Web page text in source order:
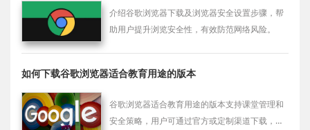
介绍谷歌浏览器下载及浏览器安全设置步骤，帮
助用户提升浏览安全性，有效防范网络风险。
如何下载谷歌浏览器适合教育用途的版本
谷歌浏览器适合教育用途的版本支持课堂管理和
安全策略，用户可通过官方或定制渠道下载，满